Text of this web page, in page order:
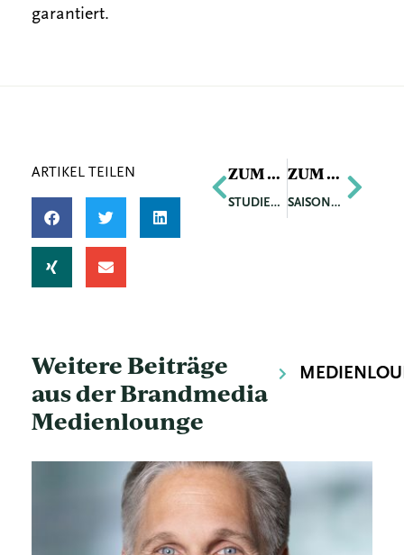
garantiert.
ARTIKEL TEILEN Zurück
ZUM VORIGEN ARTIKEL
STUDIERENDENPROJEKT DER FH GESUNDHEIT BESTÄTIGT GROSSE BARRIEREFREIHEIT IM INNSBRUCKER EKZ WEST
ZUM NÄCHSTEN ARTIKEL
SAISONSTART IM SKIGEBIET RIFFLSEE AM 17. DEZEMBER 2022
Weitere Beiträge
aus der Brandmedia
Medienlounge